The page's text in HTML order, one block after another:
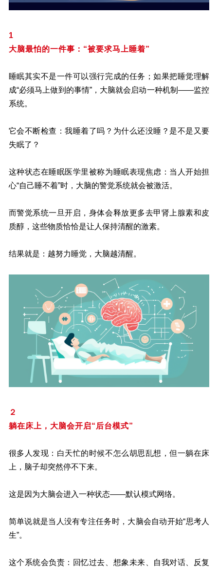
1
大脑最怕的一件事：“被要求马上睡着”
睡眠其实不是一件可以强行完成的任务；如果把睡觉理解
成“必须马上做到的事情”，大脑就会启动一种机制——监控
系统。
它会不断检查：我睡着了吗？为什么还没睡？是不是又要
失眠了？
这种状态在睡眠医学里被称为睡眠表现焦虑：当人开始担
心“自己睡不着”时，大脑的警觉系统就会被激活。
而警觉系统一旦开启，身体会释放更多去甲肾上腺素和皮
质醇，这些物质恰恰是让人保持清醒的激素。
结果就是：越努力睡觉，大脑越清醒。
２
躺在床上，大脑会开启“后台模式”
很多人发现：白天忙的时候不怎么胡思乱想，但一躺在床
上，脑子却突然停不下来。
这是因为大脑会进入一种状态——默认模式网络。
简单说就是当人没有专注任务时，大脑会自动开始“思考人
生”。
这个系统会负责：回忆过去、想象未来、自我对话、反复